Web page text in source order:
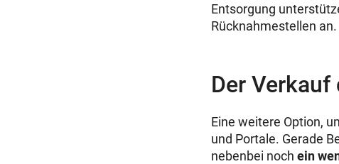
Entsorgung
Rücknahmestellen
Der
Eine weitere Option,
und Portale. Gerade
nebenbei noch ein